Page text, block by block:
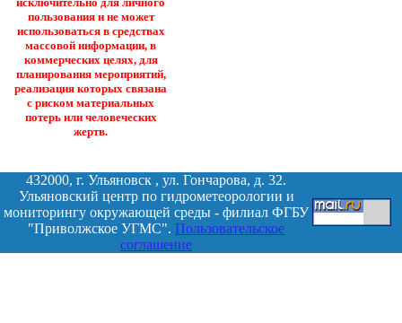
пользования и не может
использоваться в средствах
массовой информации, в
коммерческих целях, для
планирования мероприятий,
реализация которых связана
с риском материальных
потерь или человеческих
жертв.
432000, г. Ульяновск , ул. Гончарова, д. 32.
Ульяновский центр по гидрометеорологии и
мониторингу окружающей среды - филиал ФГБУ
"Приволжское УГМС". Пользовательское
соглашение